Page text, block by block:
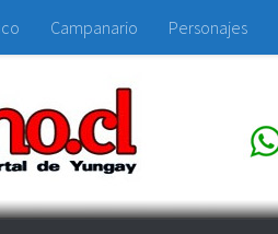
Campanario Personajes